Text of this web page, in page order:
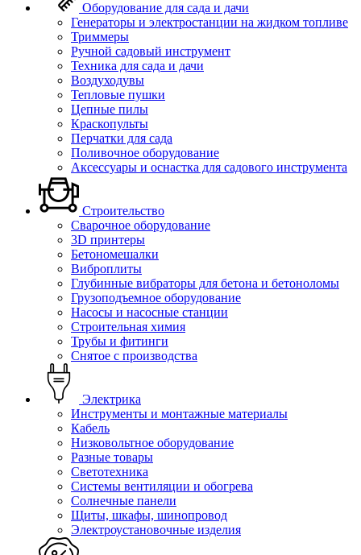
Оборудование для сада и дачи
Генераторы и электростанции на жидком топливе
Триммеры
Ручной садовый инструмент
Техника для сада и дачи
Воздуходувы
Тепловые пушки
Цепные пилы
Краскопульты
Перчатки для сада
Поливочное оборудование
Аксессуары и оснастка для садового инструмента
Строительство
Сварочное оборудование
3D принтеры
Бетономешалки
Виброплиты
Глубинные вибраторы для бетона и бетоноломы
Грузоподъемное оборудование
Насосы и насосные станции
Строительная химия
Трубы и фитинги
Снятое с производства
Электрика
Инструменты и монтажные материалы
Кабель
Низковольтное оборудование
Разные товары
Светотехника
Системы вентиляции и обогрева
Солнечные панели
Щиты, шкафы, шинопровод
Электроустановочные изделия